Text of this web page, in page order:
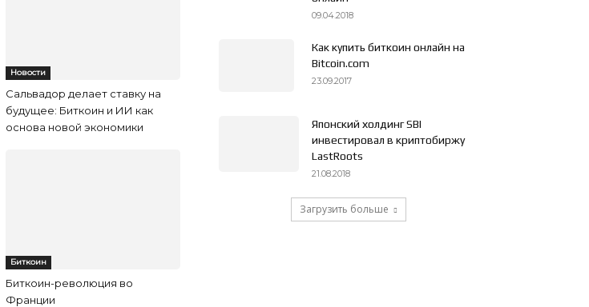
Новости
Сальвадор делает ставку на
будущее: Биткоин и ИИ как
основа новой экономики
Биткоин
Биткоин-революция во
Франции
09.04.2018
Как купить биткоин онлайн на
Bitcoin.com
23.09.2017
Японский холдинг SBI
инвестировал в криптобиржу
LastRoots
21.08.2018
Загрузить больше